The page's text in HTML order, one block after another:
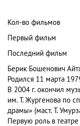
Кол-во фильмов
Первый фильм
Последний фильм
Берик Бошенович
Родился 11 марта
В 2004 г. окончил
им. Т. Жургенова по
драмы» (маст. Т.
Первую роль в театре